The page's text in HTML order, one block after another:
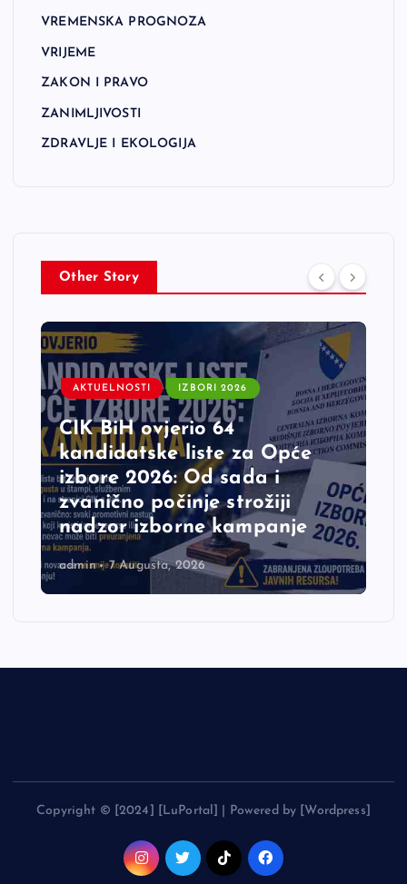
VREMENSKA PROGNOZA
VRIJEME
ZAKON I PRAVO
ZANIMLJIVOSTI
ZDRAVLJE I EKOLOGIJA
Other Story
AKTUELNOSTI IZBORI 2026
CIK BiH ovjerio 64
kandidatske liste za Opće
izbore 2026: Od sada i
zvanično počinje strožiji
nadzor izborne kampanje
admin 7 Augusta, 2026
Copyright © [2024] [LuPortal] | Powered by [Wordpress]